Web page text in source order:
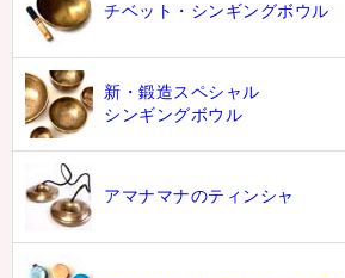
チベット・シンギングボウル
新・鍛造スペシャル
シンギングボウル
アマナマナのティンシャ